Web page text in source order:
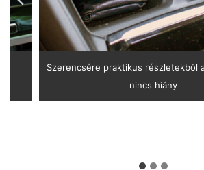
Szerencsére praktikus részletekből
nincs hiány